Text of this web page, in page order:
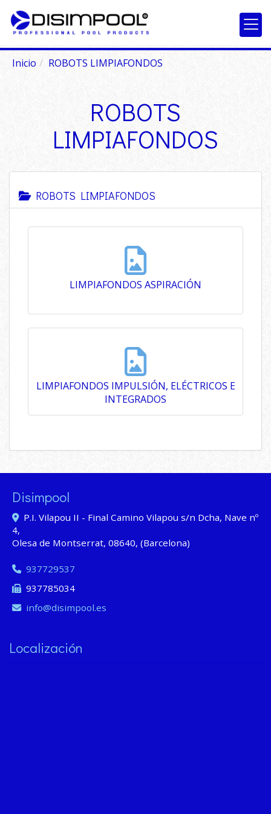
Inicio ROBOTS LIMPIAFONDOS
ROBOTS
LIMPIAFONDOS
ROBOTS LIMPIAFONDOS
LIMPIAFONDOS ASPIRACIÓN
LIMPIAFONDOS IMPULSIÓN, ELÉCTRICOS E
INTEGRADOS
299.24 Kb
Disimpool
P.I. Vilapou II - Final Camino Vilapou s/n Dcha, Nave nº
4,
Olesa de Montserrat, 08640, (Barcelona)
937729537
937785034
info
disimpool.es
Localización